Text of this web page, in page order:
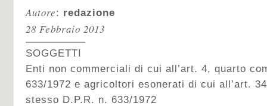
Autore: redazione
28 Febbraio 2013
SOGGETTI
Enti non commerciali di cui all’art. 4, quarto
633/1972 e agricoltori esonerati di cui all’art.
stesso D.P.R. n. 633/1972